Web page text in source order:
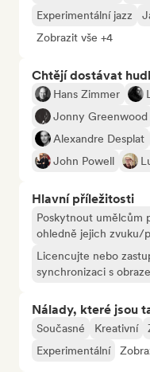
Experimentální jazz
Zobrazit vše +4
Chtějí dostávat
Hans Zimmer
Jonny Greenwood
Alexandre Desplat
John Powell
Hlavní příležitosti
Poskytnout umělcům
ohledně jejich zvuku/
Licencujte nebo
synchronizaci s
Nálady, které jsou
Současné Kreativní
Experimentální